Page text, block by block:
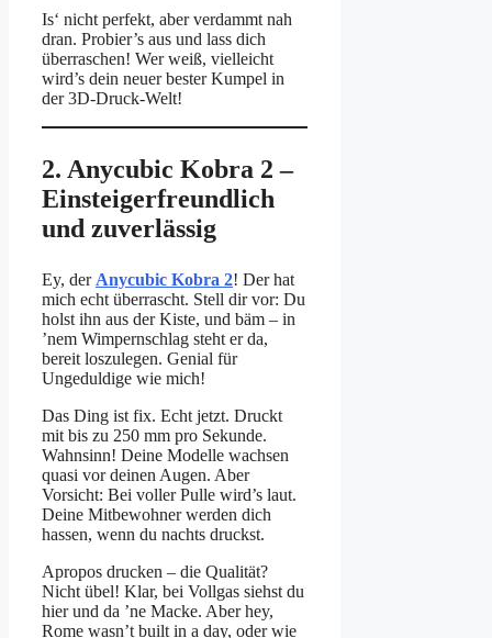
Is‘ nicht perfekt, aber verdammt nah
dran. Probier’s aus und lass dich
überraschen! Wer weiß, vielleicht
wird’s dein neuer bester Kumpel in
der 3D-Druck-Welt!
2. Anycubic Kobra 2 –
Einsteigerfreundlich
und zuverlässig
Ey, der Anycubic Kobra 2! Der hat
mich echt überrascht. Stell dir vor: Du
holst ihn aus der Kiste, und bäm – in
’nem Wimpernschlag steht er da,
bereit loszulegen. Genial für
Ungeduldige wie mich!
Das Ding ist fix. Echt jetzt. Druckt
mit bis zu 250 mm pro Sekunde.
Wahnsinn! Deine Modelle wachsen
quasi vor deinen Augen. Aber
Vorsicht: Bei voller Pulle wird’s laut.
Deine Mitbewohner werden dich
hassen, wenn du nachts druckst.
Apropos drucken – die Qualität?
Nicht übel! Klar, bei Vollgas siehst du
hier und da ’ne Macke. Aber hey,
Rome wasn’t built in a day, oder wie